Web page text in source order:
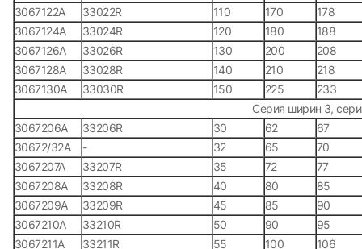
3067122А
33022R 110 170
178
3067124А
33024R 120 180
188
3067126А
33026R 130 200
208
3067128А
33028R 140 210
218
3067130А
33030R 150 225
233
Серия ширин 3,
3067206А
33206R 30 62
67
30672/32А
- 32 65
70
3067207А
33207R 35 72
77
3067208А
33208R 40 80
85
3067209А
33209R 45 85
90
3067210А
33210R 50 90
95
3067211А
33211R 55 100
106